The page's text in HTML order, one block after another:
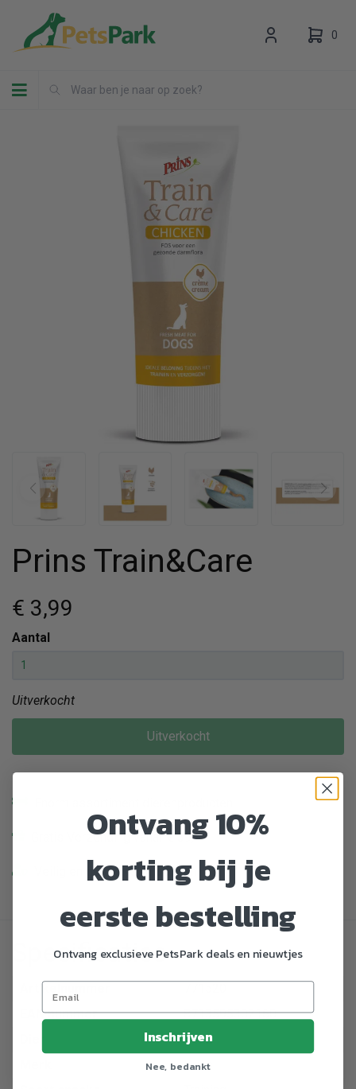
Toggle navigation
0
Uw winkelwagen is leeg.
Vul hem met producten.
Prins Train&Care
€ 3,99
Aantal
Uitverkocht
Uitverkocht
Gratis Verzending vanaf € 39,-
Veilig en gemakkelijk betalen
Specificaties
Artikelnummer
EAN nummer
8713595302160
Hond
Prins
Ontvang 10%
korting bij je
eerste bestelling
Ontvang exclusieve PetsPark deals en nieuwtjes
Inschrijven
Nee, bedankt